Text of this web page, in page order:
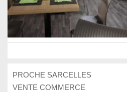
PROCHE SARCELLES
VENTE COMMERCE